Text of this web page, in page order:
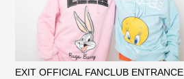
EXIT OFFICIAL FANCLUB ENTRANCE